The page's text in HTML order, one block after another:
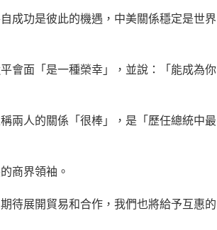
成功是彼此的機遇，中美關係穩定是世界
會面「是一種榮幸」，並說：「能成為你
兩人的關係「很棒」，是「歷任總統中最
商界領袖。
待展開貿易和合作，我們也將給予互惠的